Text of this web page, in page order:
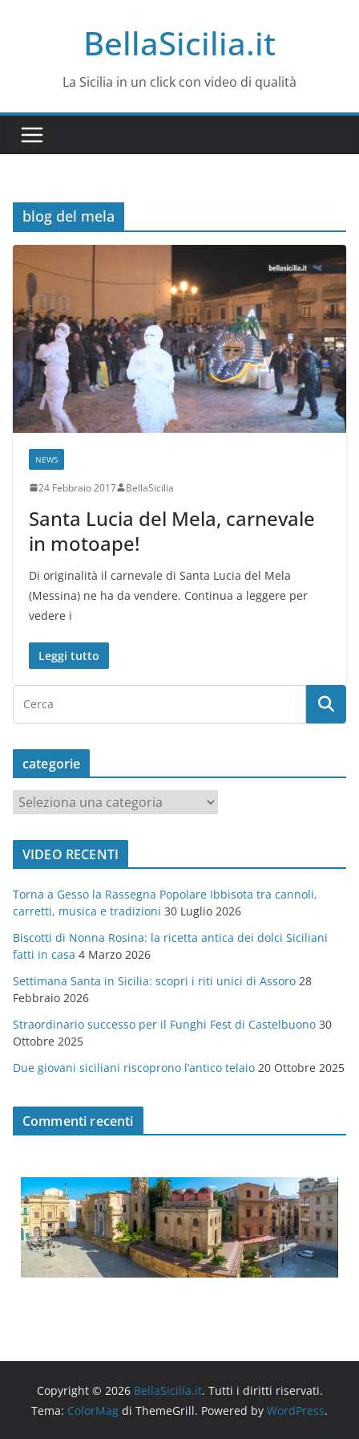
BellaSicilia.it
La Sicilia in un click con video di qualità
blog del mela
NEWS
24 Febbraio 2017 BellaSicilia
Santa Lucia del Mela, carnevale
in motoape!
Di originalità il carnevale di Santa Lucia del Mela
(Messina) ne ha da vendere. Continua a leggere per
vedere i
Leggi tutto
categorie
a
t
o
r
i
e
VIDEO RECENTI
Torna a Gesso la Rassegna Popolare Ibbisota tra cannoli,
carretti, musica e tradizioni 30 Luglio 2026
Biscotti di Nonna Rosina: la ricetta antica dei dolci Siciliani
fatti in casa 4 Marzo 2026
Settimana Santa in Sicilia: scopri i riti unici di Assoro 28
Febbraio 2026
Straordinario successo per il Funghi Fest di Castelbuono 30
Ottobre 2025
Due giovani siciliani riscoprono l’antico telaio 20 Ottobre 2025
Commenti recenti
Copyright © 2026 BellaSicilia.it. Tutti i diritti riservati.
Tema: ColorMag di ThemeGrill. Powered by WordPress.